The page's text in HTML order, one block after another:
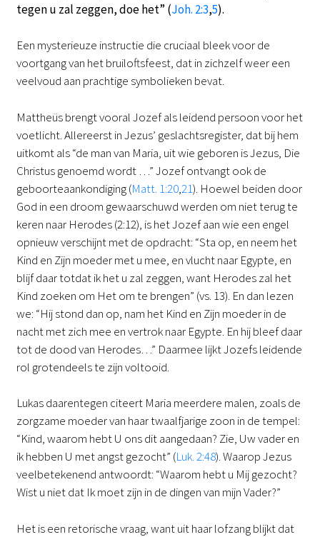
tegen u zal zeggen, doe het” (Joh. 2:3,5).
Een mysterieuze instructie die cruciaal bleek voor de
voortgang van het bruiloftsfeest, dat in zichzelf weer een
veelvoud aan prachtige symbolieken bevat.
Mattheüs brengt vooral Jozef als leidend persoon voor het
voetlicht. Allereerst in Jezus’ geslachtsregister, dat bij hem
uitkomt als “de man van Maria, uit wie geboren is Jezus, Die
Christus genoemd wordt …” Jozef ontvangt ook de
geboorteaankondiging (Matt. 1:20,21). Hoewel beiden door
God in een droom gewaarschuwd werden om niet terug te
keren naar Herodes (2:12), is het Jozef aan wie een engel
opnieuw verschijnt met de opdracht: “Sta op, en neem het
Kind en Zijn moeder met u mee, en vlucht naar Egypte, en
blijf daar totdat ik het u zal zeggen, want Herodes zal het
Kind zoeken om Het om te brengen” (vs. 13). En dan lezen
we: “Hij stond dan op, nam het Kind en Zijn moeder in de
nacht met zich mee en vertrok naar Egypte. En hij bleef daar
tot de dood van Herodes…” Daarmee lijkt Jozefs leidende
rol grotendeels te zijn voltooid.
Lukas daarentegen citeert Maria meerdere malen, zoals de
zorgzame moeder van haar twaalfjarige zoon in de tempel:
“Kind, waarom hebt U ons dit aangedaan? Zie, Uw vader en
ik hebben U met angst gezocht” (Luk. 2:48). Waarop Jezus
veelbetekenend antwoordt: “Waarom hebt u Mij gezocht?
Wist u niet dat Ik moet zijn in de dingen van mijn Vader?”
Het is een retorische vraag, want uit haar lofzang blijkt dat